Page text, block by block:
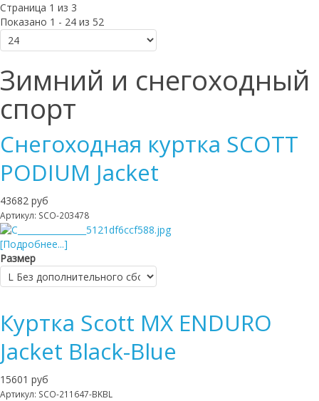
Страница 1 из 3
Показано 1 - 24 из 52
Зимний и снегоходный
спорт
Cнегоходная куртка SCOTT
PODIUM Jacket
43682 руб
Артикул: SCO-203478
[Подробнее...]
Размер
Куртка Scott MX ENDURO
Jacket Black-Blue
15601 руб
Артикул: SCO-211647-BKBL